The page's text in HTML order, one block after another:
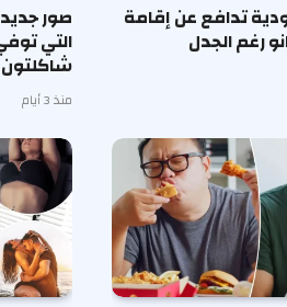
تدافع عن إقامة
رغم الجدل
صور
التي
شاكلتون
منذ 3 أيام